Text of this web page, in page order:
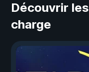
Découvrir
charge